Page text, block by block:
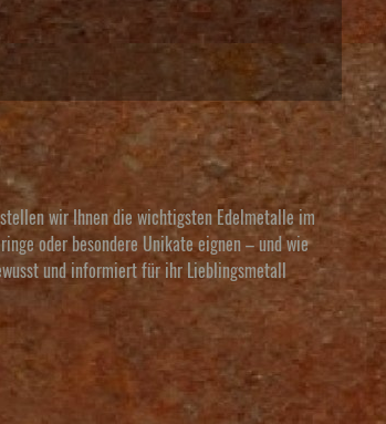
wir Ihnen die wichtigsten Edelmetalle im
oder besondere Unikate eignen – und wie
und informiert für ihr Lieblingsmetall